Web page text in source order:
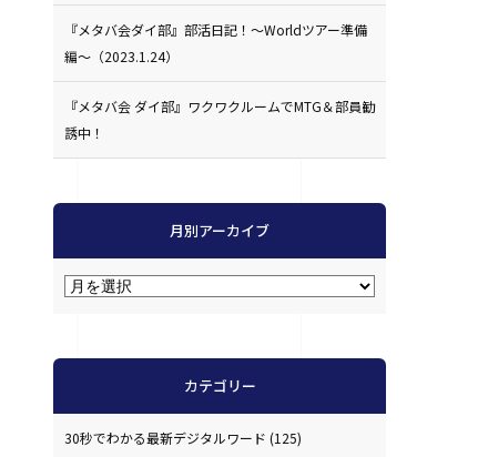
『メタバ会ダイ部』部活日記！〜Worldツアー準備
編〜（2023.1.24）
『メタバ会 ダイ部』ワクワクルームでMTG＆部員勧
誘中！
月別アーカイブ
カテゴリー
30秒でわかる最新デジタルワード (125)